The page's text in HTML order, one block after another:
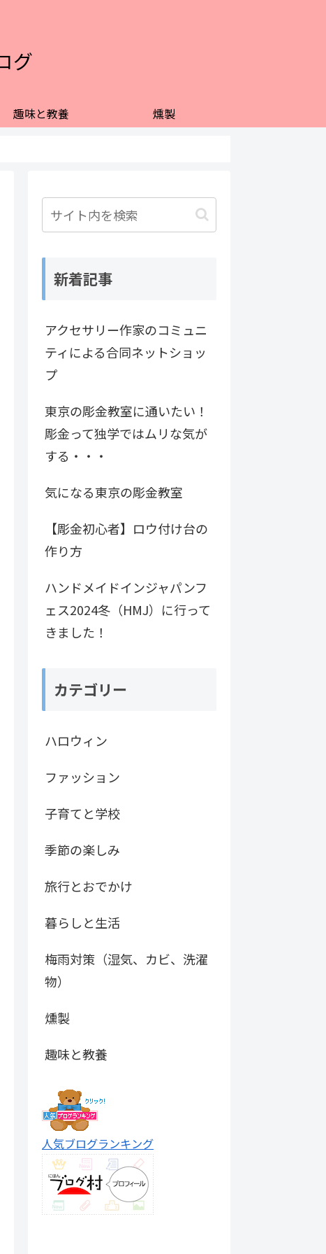
グ
趣味と教養 燻製
新着記事
アクセサリー作家のコミュニ
ティによる合同ネットショッ
プ
東京の彫金教室に通いたい！
彫金って独学ではムリな気が
する・・・
気になる東京の彫金教室
【彫金初心者】ロウ付け台の
作り方
ハンドメイドインジャパンフ
ェス2024冬（HMJ）に行って
きました！
カテゴリー
ハロウィン
ファッション
子育てと学校
季節の楽しみ
旅行とおでかけ
暮らしと生活
梅雨対策（湿気、カビ、洗濯
物）
燻製
趣味と教養
人気ブログランキング